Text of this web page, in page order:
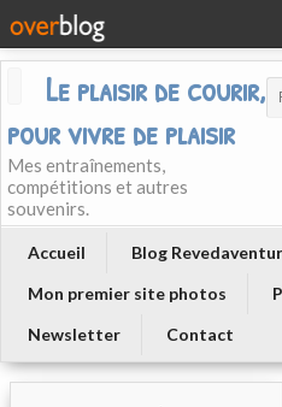
Le plaisir de courir,
pour vivre de plaisir
Mes entraînements,
compétitions et autres
souvenirs.
Accueil
Blog
Mon premier site photos
Newsletter
Contact